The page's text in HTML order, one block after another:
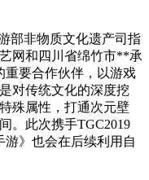
部非物质文化遗产司指
网和四川省绵竹市**承
重要合作伙伴，以游戏
对传统文化的深度挖
殊属性，打通次元壁
。此次携手TGC2019
游》也会在后续利用自